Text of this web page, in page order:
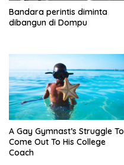
Bandara perintis diminta
dibangun di Dompu
A Gay Gymnast’s Struggle To
Come Out To His College
Coach